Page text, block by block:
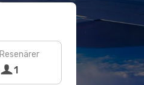
Resenärer
1